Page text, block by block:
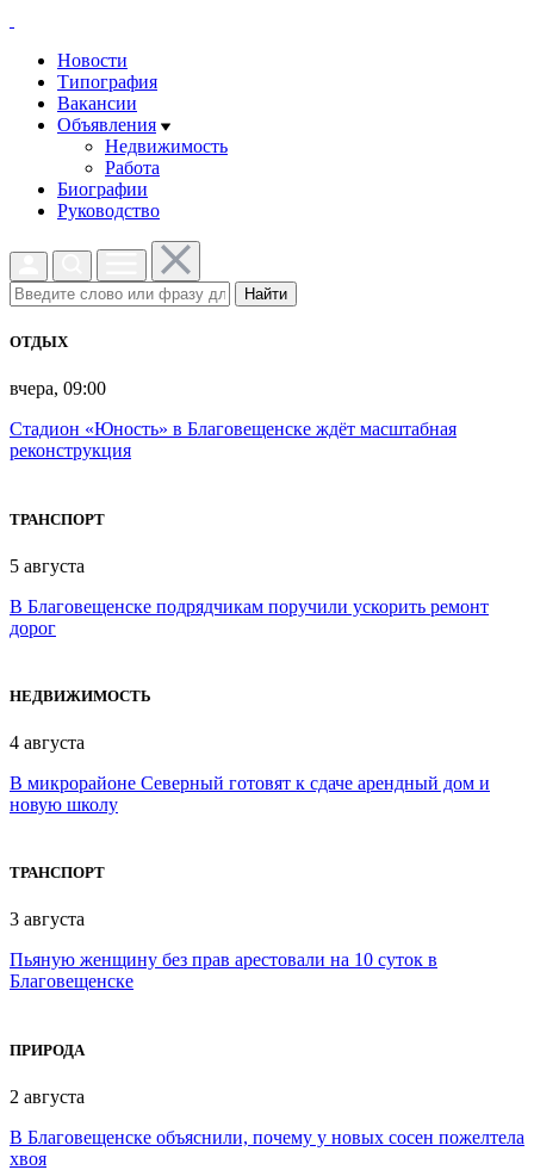
Новости
Типография
Вакансии
Объявления
Недвижимость
Работа
Биографии
Руководство
Найти
ОТДЫХ
вчера, 09:00
Стадион «Юность» в Благовещенске ждёт масштабная
реконструкция
ТРАНСПОРТ
5 августа
В Благовещенске подрядчикам поручили ускорить ремонт
дорог
НЕДВИЖИМОСТЬ
4 августа
В микрорайоне Северный готовят к сдаче арендный дом и
новую школу
ТРАНСПОРТ
3 августа
Пьяную женщину без прав арестовали на 10 суток в
Благовещенске
ПРИРОДА
2 августа
В Благовещенске объяснили, почему у новых сосен пожелтела
хвоя